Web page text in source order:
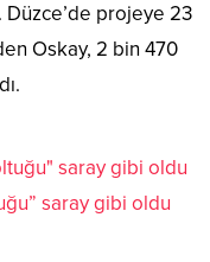
projeye 23
Oskay, 2 bin 470
saray gibi oldu